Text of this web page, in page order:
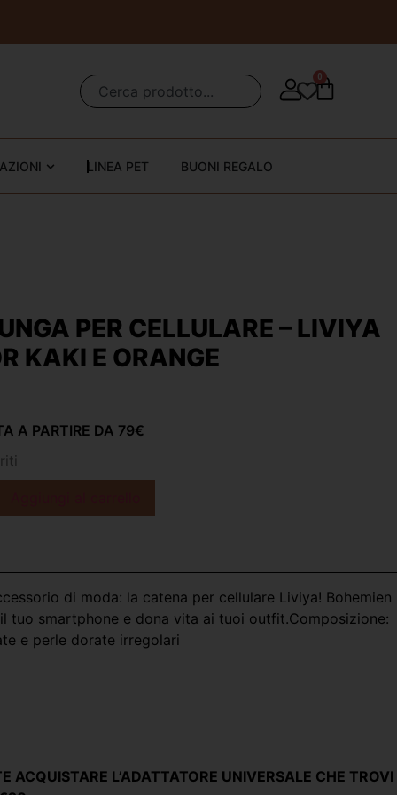
0
LINEA PET BUONI REGALO
PER CELLULARE – LIVIYA
KAKI E ORANGE
A PARTIRE DA 79€
di moda: la catena per cellulare Liviya! Bohemien
tuo smartphone e dona vita ai tuoi outfit.Composizione:
e perle dorate irregolari
ACQUISTARE L’ADATTATORE UNIVERSALE CHE TROVI